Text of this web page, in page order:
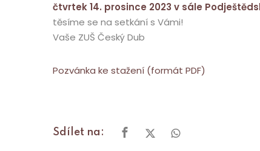
čtvrtek 14. prosince 2023 v sále
těsíme se na setkání s Vámi!
Vaše ZUŠ Český Dub
Pozvánka ke stažení (formát PDF)
Sdílet na: